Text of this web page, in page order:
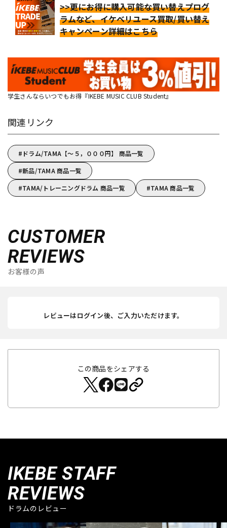
>>更にお得に購入可能な買い替えプログ
ラムなど、イケベリユース買取/買い替え
キャンペーン詳細はこちら
学生さんならいつでもお得『IKEBE MUSIC CLUB Student』
関連リンク
ドラム/TAMA【～５，０００円】 商品一覧
新品/TAMA 商品一覧
TAMA/トレーニングドラム 商品一覧
TAMA 商品一覧
CUSTOMER
REVIEWS
お客様の声
レビューはログイン後、ご入力いただけます。
この商品をシェアする
IKEBE STAFF
REVIEWS
ドラムのレビュー